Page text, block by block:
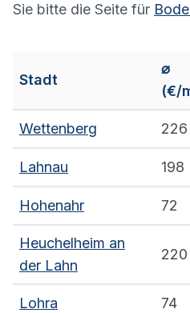
Sie bitte die Seite für
Stadt
⌀
(€/
Wettenberg 226
Lahnau 198
Hohenahr 72
Heuchelheim an
der Lahn
220
Lohra 74